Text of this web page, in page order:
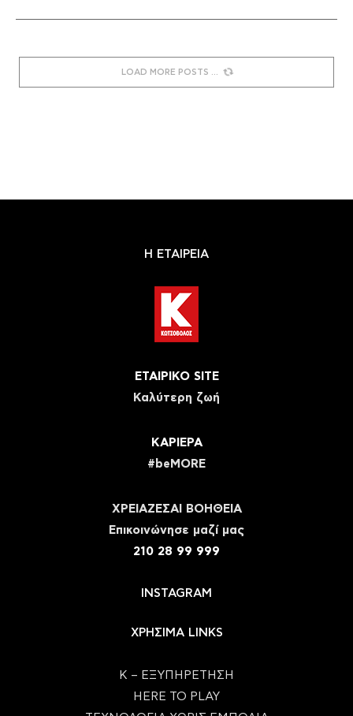
LOAD MORE POSTS
Η ΕΤΑΙΡΕΙΑ
ΕΤΑΙΡΙΚΟ SITE
Καλύτερη ζωή
ΚΑΡΙΕΡΑ
#beMORE
ΧΡΕΙΑΖΕΣΑΙ ΒΟΗΘΕΙΑ
Eπικοινώνησε μαζί μας
210 28 99 999
INSTAGRAM
ΧΡΗΣΙΜΑ LINKS
Κ – ΕΞΥΠΗΡΕΤΗΣΗ
HERE TO PLAY